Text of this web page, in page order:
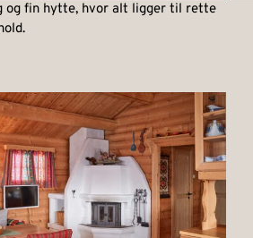
og fin hytte, hvor alt ligger til rette